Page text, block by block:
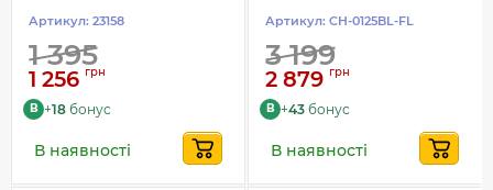
Артикул: 23158
1 395
1 256 грн
B +18 бонус
В наявності
Артикул: CH-0125BL-FL
3 199
2 879 грн
B +43 бонус
В наявності